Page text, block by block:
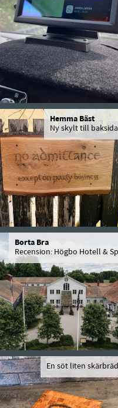
Hemma Bäst
Ny skylt till
Borta Bra
Recension: Högbo Hotell &
En söt liten